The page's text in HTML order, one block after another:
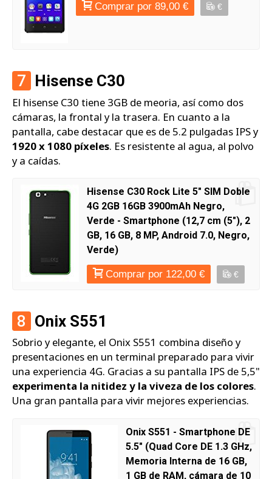
Comprar por 89,00 € €
7 Hisense C30
El hisense C30 tiene 3GB de meoria, así como dos
cámaras, la frontal y la trasera. En cuanto a la
pantalla, cabe destacar que es de 5.2 pulgadas IPS y
1920 x 1080 píxeles. Es resistente al agua, al polvo
y a caídas.
Hisense C30 Rock Lite 5" SIM Doble
4G 2GB 16GB 3900mAh Negro,
Verde - Smartphone (12,7 cm (5"), 2
GB, 16 GB, 8 MP, Android 7.0, Negro,
Verde)
Comprar por 122,00 € €
8 Onix S551
Sobrio y elegante, el Onix S551 combina diseño y
presentaciones en un terminal preparado para vivir
una experiencia 4G. Gracias a su pantalla IPS de 5,5"
experimenta la nitidez y la viveza de los colores.
Una gran pantalla para vivir mejores experiencias.
Onix S551 - Smartphone DE
5.5" (Quad Core DE 1.3 GHz,
Memoria Interna de 16 GB,
1 GB de RAM, cámara de 10